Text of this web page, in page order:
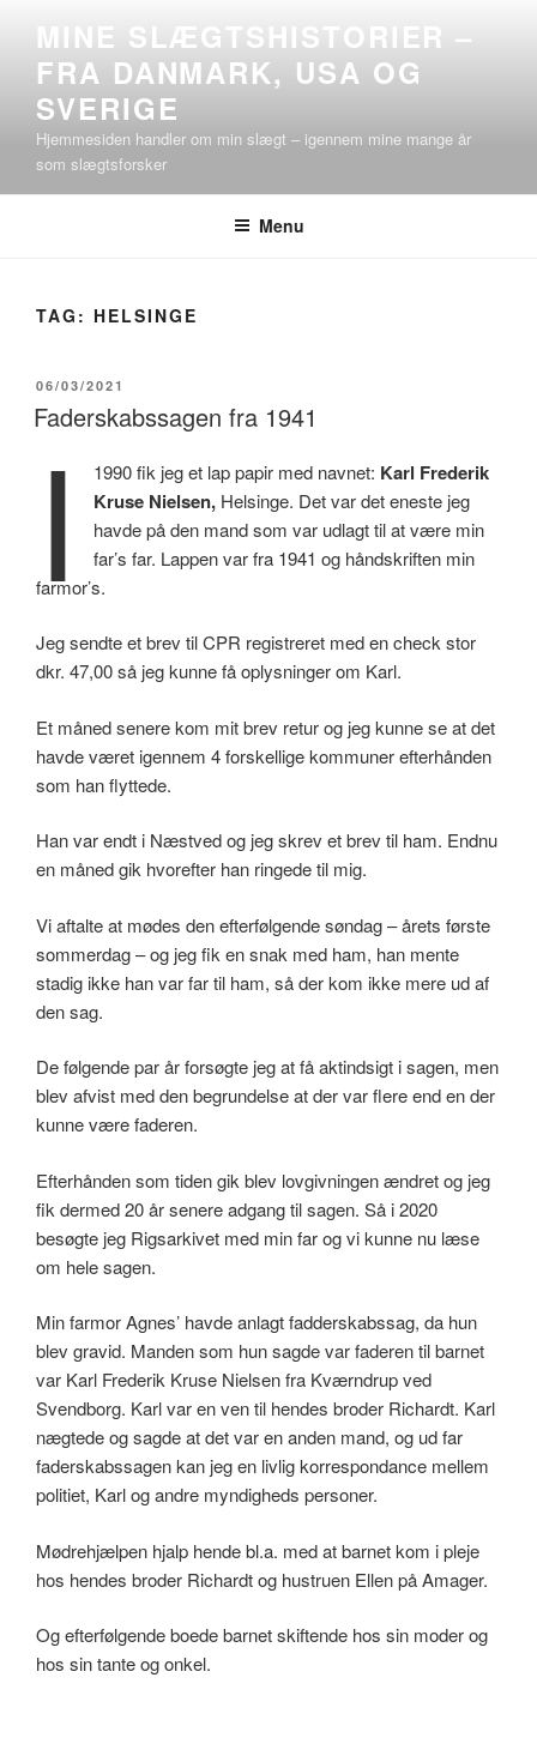
indhold
MINE SLÆGTSHISTORIER –
FRA DANMARK, USA OG
SVERIGE
Hjemmesiden handler om min slægt – igennem mine mange år
som slægtsforsker
Menu
TAG: HELSINGE
UDGIVET
DEN
06/03/2021
Faderskabssagen fra 1941
I 1990 fik jeg et lap papir med navnet: Karl Frederik
Kruse Nielsen, Helsinge. Det var det eneste jeg
havde på den mand som var udlagt til at være min
far’s far. Lappen var fra 1941 og håndskriften min
farmor’s.
Jeg sendte et brev til CPR registreret med en check stor
dkr. 47,00 så jeg kunne få oplysninger om Karl.
Et måned senere kom mit brev retur og jeg kunne se at det
havde været igennem 4 forskellige kommuner efterhånden
som han flyttede.
Han var endt i Næstved og jeg skrev et brev til ham. Endnu
en måned gik hvorefter han ringede til mig.
Vi aftalte at mødes den efterfølgende søndag – årets første
sommerdag – og jeg fik en snak med ham, han mente
stadig ikke han var far til ham, så der kom ikke mere ud af
den sag.
De følgende par år forsøgte jeg at få aktindsigt i sagen, men
blev afvist med den begrundelse at der var flere end en der
kunne være faderen.
Efterhånden som tiden gik blev lovgivningen ændret og jeg
fik dermed 20 år senere adgang til sagen. Så i 2020
besøgte jeg Rigsarkivet med min far og vi kunne nu læse
om hele sagen.
Min farmor Agnes’ havde anlagt fadderskabssag, da hun
blev gravid. Manden som hun sagde var faderen til barnet
var Karl Frederik Kruse Nielsen fra Kværndrup ved
Svendborg. Karl var en ven til hendes broder Richardt. Karl
nægtede og sagde at det var en anden mand, og ud far
faderskabssagen kan jeg en livlig korrespondance mellem
politiet, Karl og andre myndigheds personer.
Mødrehjælpen hjalp hende bl.a. med at barnet kom i pleje
hos hendes broder Richardt og hustruen Ellen på Amager.
Og efterfølgende boede barnet skiftende hos sin moder og
hos sin tante og onkel.